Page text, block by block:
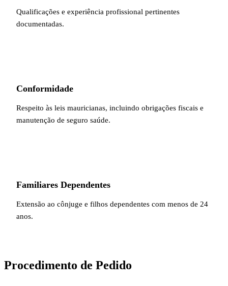
Qualificações e experiência profissional pertinentes
documentadas.
Conformidade
Respeito às leis mauricianas, incluindo obrigações fiscais e
manutenção de seguro saúde.
Familiares Dependentes
Extensão ao cônjuge e filhos dependentes com menos de 24
anos.
Procedimento de Pedido